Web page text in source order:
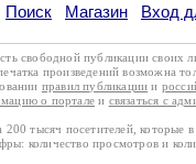
Поиск Магазин Вход
свободной публикации своих
произведений возможна
правил публикации и
о портале и связаться с
тысяч посетителей,
количество просмотров и